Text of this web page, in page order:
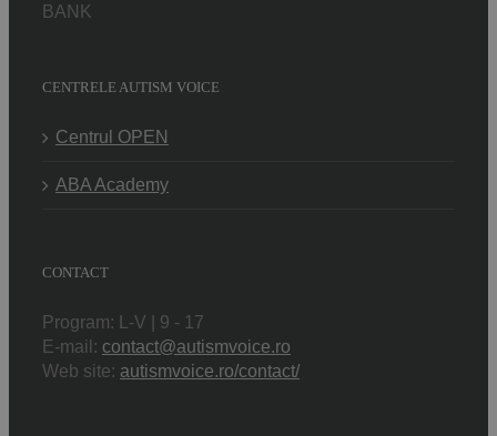
BANK
CENTRELE AUTISM VOICE
Centrul OPEN
ABA Academy
CONTACT
Program: L-V | 9 - 17
E-mail: contact@autismvoice.ro
Web site: autismvoice.ro/contact/